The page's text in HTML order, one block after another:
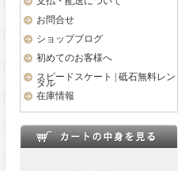
お問合せ
ショップブログ
初めてのお客様へ
スピードスケート | 砥石無料レン
タル
在庫情報